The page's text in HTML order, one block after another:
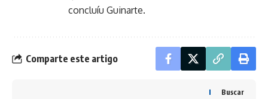
concluíu Guinarte.
Comparte este artigo
Buscar